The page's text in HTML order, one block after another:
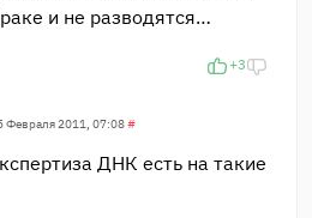
и не разводятся…
+3
Февраля 2011, 07:08#
ДНК есть на такие